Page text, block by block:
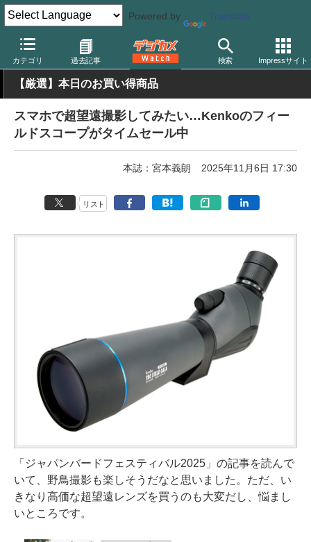
Powered by Translate
カテゴリ 過去記事 検索 Impressサイト
デジカメ Watch 撮影用品
【厳選】本日のお買い得商品
スマホで超望遠撮影してみたい…Kenkoのフィー
ルドスコープがタイムセール中
本誌：宮本義朗 2025年11月6日 17:30
リスト
「ジャパンバードフェスティバル2025」の記事を読んで
いて、野鳥撮影も楽しそうだなと思いました。ただ、い
きなり高価な超望遠レンズを買うのも大変だし、悩まし
いところです。